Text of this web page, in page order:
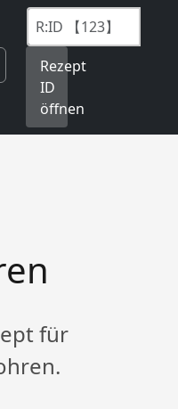
Rezept
ID
öffnen
für